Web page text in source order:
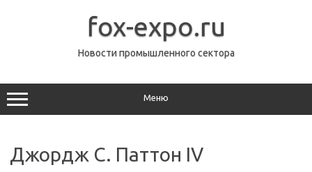
fox-expo.ru
Новости промышленного сектора
Меню
Джордж С. Паттон IV